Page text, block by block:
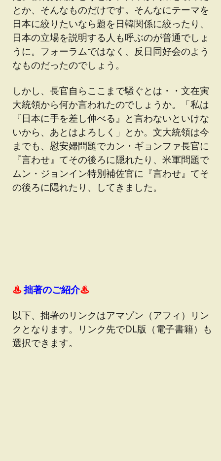
とか、そんなものだけです。そんなにテーマを
日本に絞りたいなら題を日韓関係に絞ったり、
日本の立場を説明する人も呼ぶのが普通でしょ
うに。フォーラムではなく、反日同好会のよう
なものだったのでしょう。
しかし、長官自らここまで騒ぐとは・・文在寅
大統領から何か言われたのでしょうか。「私は
『日本に手を差し伸べる』と言わないといけな
いから、あとはよろしく」とか。文大統領は今
までも、慰安婦問題でカン・ギョンファ長官に
『言わせ』てその後ろに隠れたり、米軍問題で
ムン・ジョンイン特別補佐官に『言わせ』てそ
の後ろに隠れたり、してきました。
♨拙著のご紹介♨
以下、拙著のリンクはアマゾン（アフィ）リン
クとなります。リンク先でDL版（電子書籍）も
選択できます。